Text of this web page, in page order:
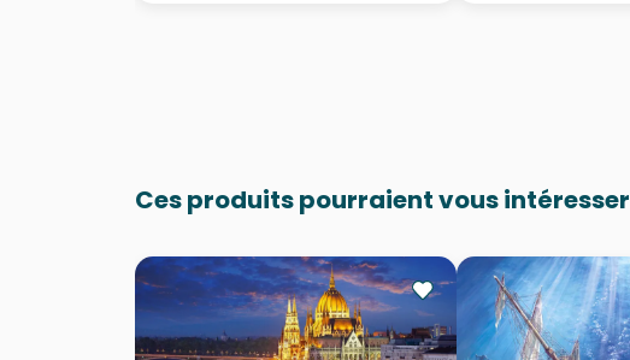
Ces produits pourraient vous intéresser